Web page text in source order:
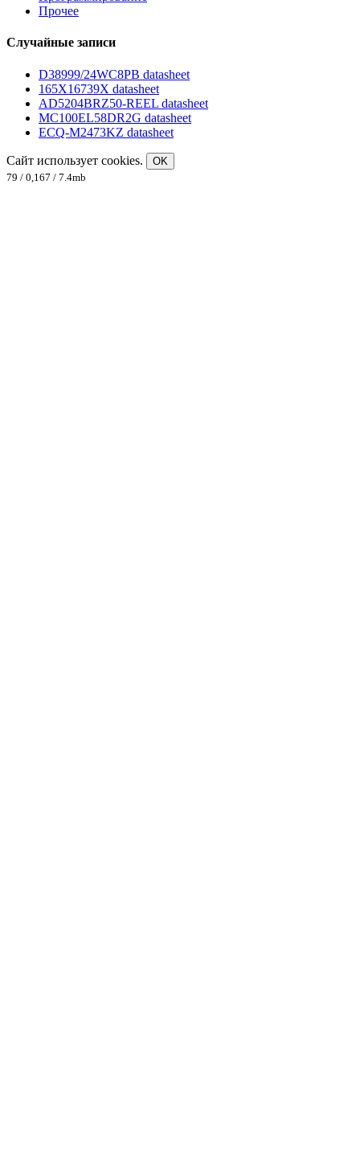
Прочее
Случайные записи
D38999/24WC8PB datasheet
165X16739X datasheet
AD5204BRZ50-REEL datasheet
MC100EL58DR2G datasheet
ECQ-M2473KZ datasheet
Сайт использует cookies.
OK
79 / 0,167 / 7.4mb